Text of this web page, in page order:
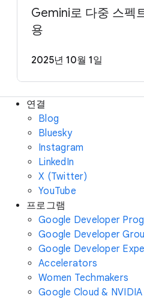
Gemini로 다중 스펙
용
2025년 10월 1일
연결
Blog
Bluesky
Instagram
LinkedIn
X (Twitter)
YouTube
프로그램
Google Developer
Google Developer
Google Developer
Accelerators
Women Techmakers
Google Cloud & NVIDIA